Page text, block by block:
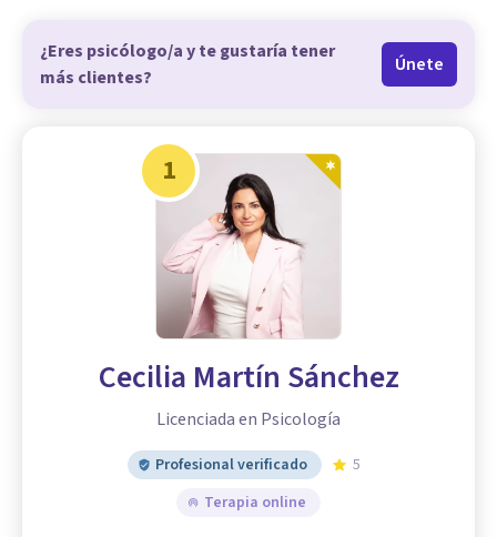
¿Eres psicólogo/a y te gustaría tener
más clientes?
Únete
1
Cecilia Martín Sánchez
Licenciada en Psicología
Profesional verificado
5
Terapia online